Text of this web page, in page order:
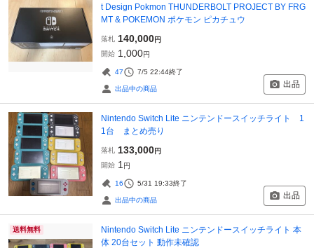
t Design Pokmon THUNDERBOLT PROJECT BY FRG
MT & POKEMON ポケモン ピカチュウ
落札 140,000円
開始 1,000円
47 7/5 22:44終了
出品中の商品 出品
Nintendo Switch Lite ニンテンドースイッチライト 1
1台 まとめ売り
落札 133,000円
開始 1 円
16 5/31 19:33終了
出品中の商品 出品
送料無料
Nintendo Switch Lite ニンテンドースイッチライト 本
体 20台セット 動作未確認